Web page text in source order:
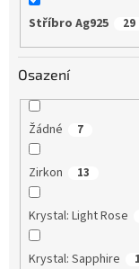
Stříbro Ag925 29
Osazení
Žádné 7
Zirkon 13
Krystal: Light Rose
Krystal: Sapphire 1